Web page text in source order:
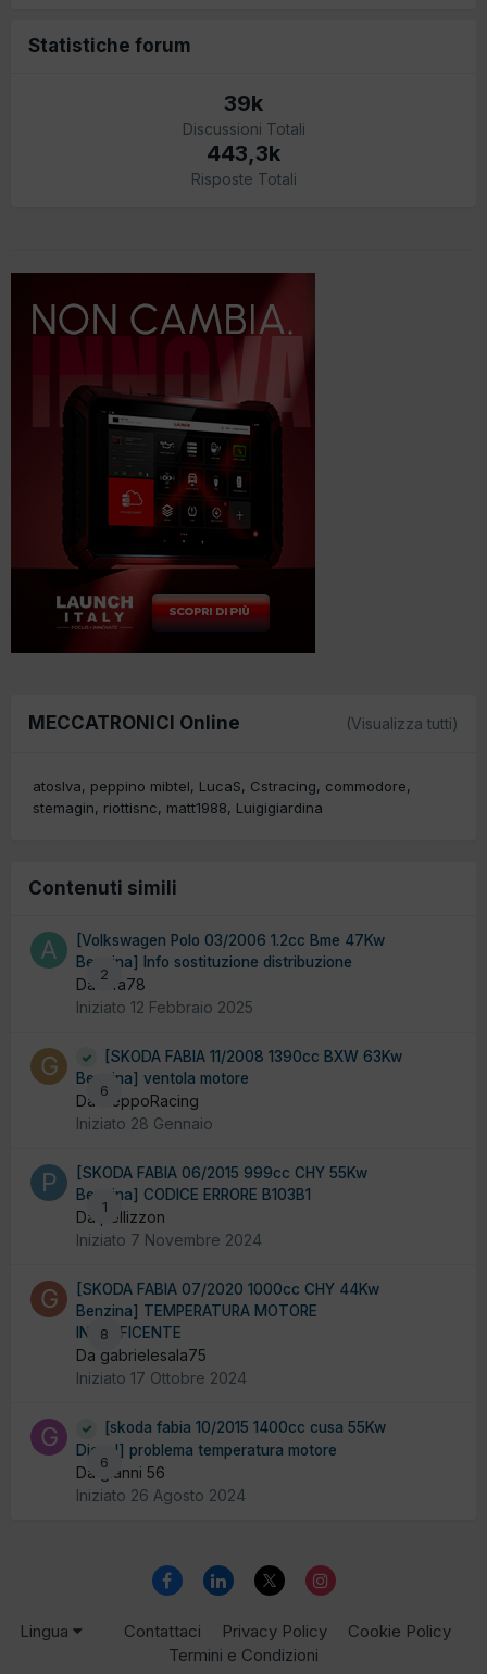
Statistiche forum
39k
Discussioni Totali
443,3k
Risposte Totali
MECCATRONICI Online (Visualizza tutti)
atoslva peppino mibtel LucaS Cstracing
commodore
stemagin
riottisnc matt1988 Luigigiardina
Contenuti simili
2
[Volkswagen Polo 03/2006 1.2cc Bme 47Kw
Benzina] Info sostituzione distribuzione
Da alfa78
Iniziato 12 Febbraio 2025
6
[SKODA FABIA 11/2008 1390cc BXW 63Kw
Benzina] ventola motore
Da GeppoRacing
Iniziato 28 Gennaio
1
[SKODA FABIA 06/2015 999cc CHY 55Kw
Benzina] CODICE ERRORE B103B1
Da pellizzon
Iniziato 7 Novembre 2024
8
[SKODA FABIA 07/2020 1000cc CHY 44Kw
Benzina] TEMPERATURA MOTORE
INSUFFICENTE
Da gabrielesala75
Iniziato 17 Ottobre 2024
6
[skoda fabia 10/2015 1400cc cusa 55Kw
Diesel] problema temperatura motore
Da gianni 56
Iniziato 26 Agosto 2024
Lingua Contattaci Privacy Policy
Cookie Policy
Termini e Condizioni